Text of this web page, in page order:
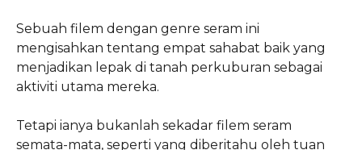
Sebuah filem dengan genre seram ini
mengisahkan tentang empat sahabat baik yang
menjadikan lepak di tanah perkuburan sebagai
aktiviti utama mereka.
Tetapi ianya bukanlah sekadar filem seram
semata-mata, seperti yang diberitahu oleh tuan